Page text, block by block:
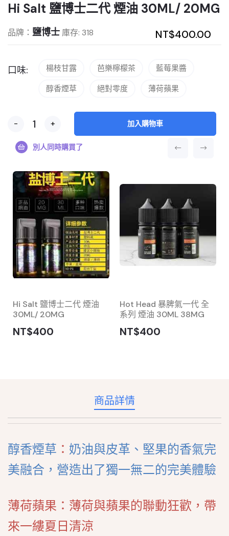
Hi Salt 鹽博士二代 煙油 30ML/ 20MG
品牌： 鹽博士 NT$400.00
庫存: 318
口味: 楊枝甘露 芭樂檸檬茶
藍莓果醬
醇香煙草
絕對零度 薄荷蘋果
- + 加入購物車
別人同時購買了
Hi Salt 鹽博士二代 煙油
30ML/ 20MG
NT$400
Hot Head 暴脾氣一代 全
系列 煙油 30ML 38MG
NT$400
商品詳情
醇香煙草 ： 奶油與皮革、堅果的香氣完
美融合，營造出了獨一無二的完美體驗
薄荷蘋果：薄荷與蘋果的聯動狂歡，帶
來一縷夏日清涼